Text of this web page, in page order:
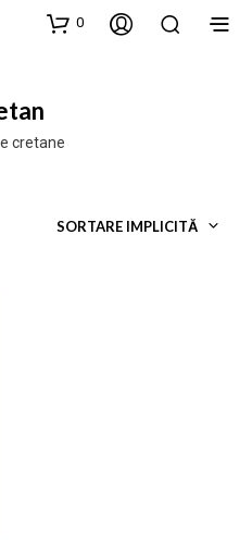
0
cretane
SORTARE IMPLICITĂ